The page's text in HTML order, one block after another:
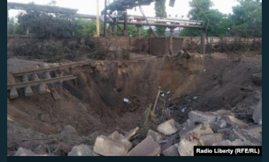
Усі сайти RFE/RL